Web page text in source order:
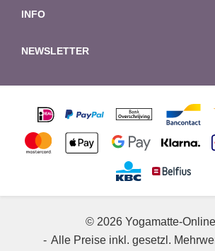
INFO
NEWSLETTER
© 2026 Yogamatte-
Alle Preise inkl. gesetzl.